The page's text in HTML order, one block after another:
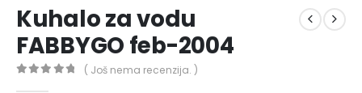
Kuhalo za vodu
FABBYGO feb-2004
( Još nema recenzija. )